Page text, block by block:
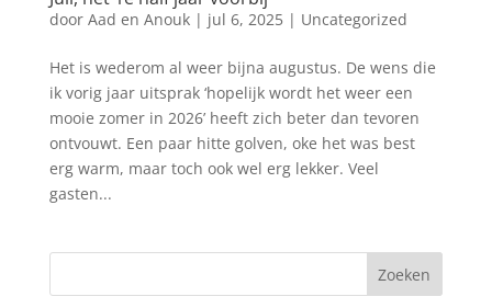
door Aad en Anouk| jul 6, 2025| Uncategorized
Het is wederom al weer bijna augustus. De wens die
ik vorig jaar uitsprak ‘hopelijk wordt het weer een
mooie zomer in 2026’ heeft zich beter dan tevoren
ontvouwt. Een paar hitte golven, oke het was best
erg warm, maar toch ook wel erg lekker. Veel
gasten...